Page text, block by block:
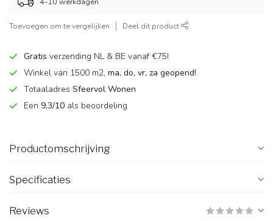
Toevoegen om te vergelijken Deel dit product
Gratis verzending NL & BE vanaf €75!
Winkel van 1500 m2, ma, do, vr, za geopend!
Totaaladres Sfeervol Wonen
Een 9,3/10 als beoordeling
Productomschrijving
Specificaties
Reviews